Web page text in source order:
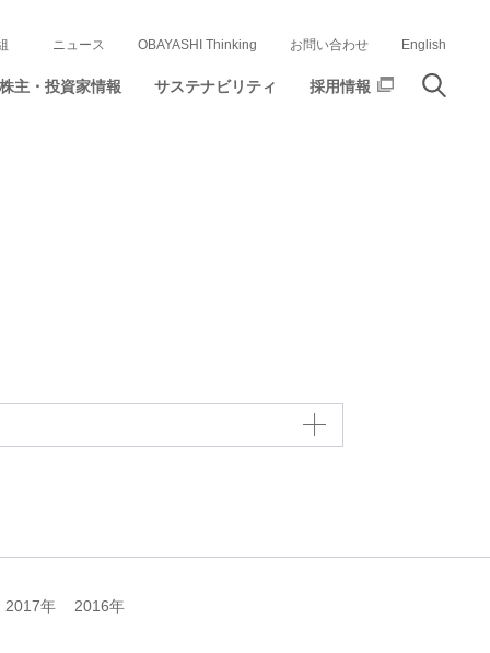
株主・投資家情報 サステナビリティ 採用情報
ニュース OBAYASHI Thinking お問い合わせ English
2017年 2016年